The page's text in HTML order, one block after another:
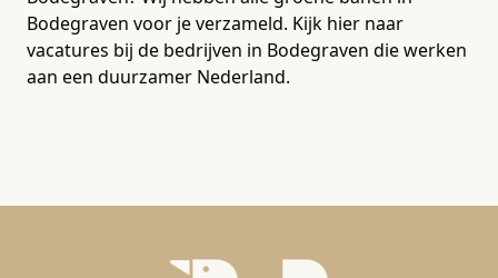
Bodegraven voor je verzameld. Kijk hier naar
vacatures bij de bedrijven in Bodegraven die werken
aan een duurzamer Nederland.